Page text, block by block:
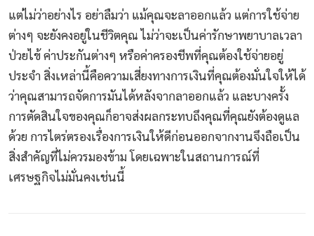
แต่ไม่ว่าอย่างไร อย่าลืมว่า แม้คุณจะลาออกแล้ว แต่การใช้จ่าย
ต่างๆ จะยังคงอยู่ในชีวิตคุณ ไม่ว่าจะเป็นค่ารักษาพยาบาลเวลา
ป่วยไข้ ค่าประกันต่างๆ หรือค่าครองชีพที่คุณต้องใช้จ่ายอยู่
ประจำ สิ่งเหล่านี้คือความเสี่ยงทางการเงินที่คุณต้องมั่นใจให้ได้
ว่าคุณสามารถจัดการมันได้หลังจากลาออกแล้ว และบางครั้ง
การตัดสินใจของคุณก็อาจส่งผลกระทบถึงคุณที่คุณยังต้องดูแล
ด้วย การไตร่ตรองเรื่องการเงินให้ดีก่อนออกจากงานจึงถือเป็น
สิ่งสำคัญที่ไม่ควรมองข้าม โดยเฉพาะในสถานการณ์ที่
เศรษฐกิจไม่มั่นคงเช่นนี้